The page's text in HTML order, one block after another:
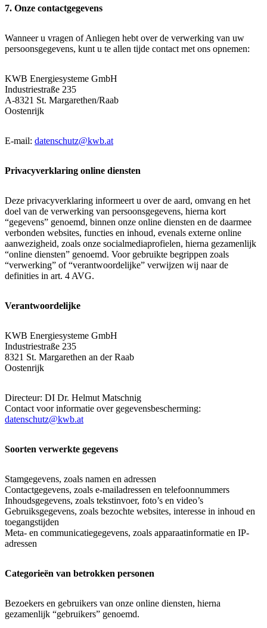
7. Onze contactgegevens
Wanneer u vragen of Anliegen hebt over de verwerking van uw
persoonsgegevens, kunt u te allen tijde contact met ons opnemen:
KWB Energiesysteme GmbH
Industriestraße 235
A-8321 St. Margarethen/Raab
Oostenrijk
E-mail: datenschutz@kwb.at
Privacyverklaring online diensten
Deze privacyverklaring informeert u over de aard, omvang en het
doel van de verwerking van persoonsgegevens, hierna kort
“gegevens” genoemd, binnen onze online diensten en de daarmee
verbonden websites, functies en inhoud, evenals externe online
aanwezigheid, zoals onze socialmediaprofielen, hierna gezamenlijk
“online diensten” genoemd. Voor gebruikte begrippen zoals
“verwerking” of “verantwoordelijke” verwijzen wij naar de
definities in art. 4 AVG.
Verantwoordelijke
KWB Energiesysteme GmbH
Industriestraße 235
8321 St. Margarethen an der Raab
Oostenrijk
Directeur: DI Dr. Helmut Matschnig
Contact voor informatie over gegevensbescherming:
datenschutz@kwb.at
Soorten verwerkte gegevens
Stamgegevens, zoals namen en adressen
Contactgegevens, zoals e-mailadressen en telefoonnummers
Inhoudsgegevens, zoals tekstinvoer, foto’s en video’s
Gebruiksgegevens, zoals bezochte websites, interesse in inhoud en
toegangstijden
Meta- en communicatiegegevens, zoals apparaatinformatie en IP-
adressen
Categorieën van betrokken personen
Bezoekers en gebruikers van onze online diensten, hierna
gezamenlijk “gebruikers” genoemd.